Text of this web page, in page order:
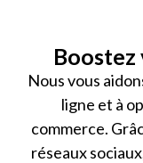
Boostez
Nous vous
ligne et à
commerce.
réseaux